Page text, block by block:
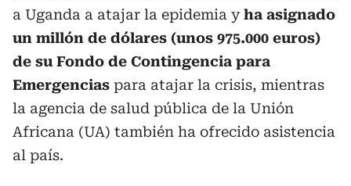
a Uganda a atajar la epidemia yha asignado
un millón de dólares (unos 975.000 euros)
de su Fondo de Contingencia para
Emergencias para atajar la crisis, mientras
la agencia de salud pública de la Unión
Africana (UA) también ha ofrecido asistencia
al país.